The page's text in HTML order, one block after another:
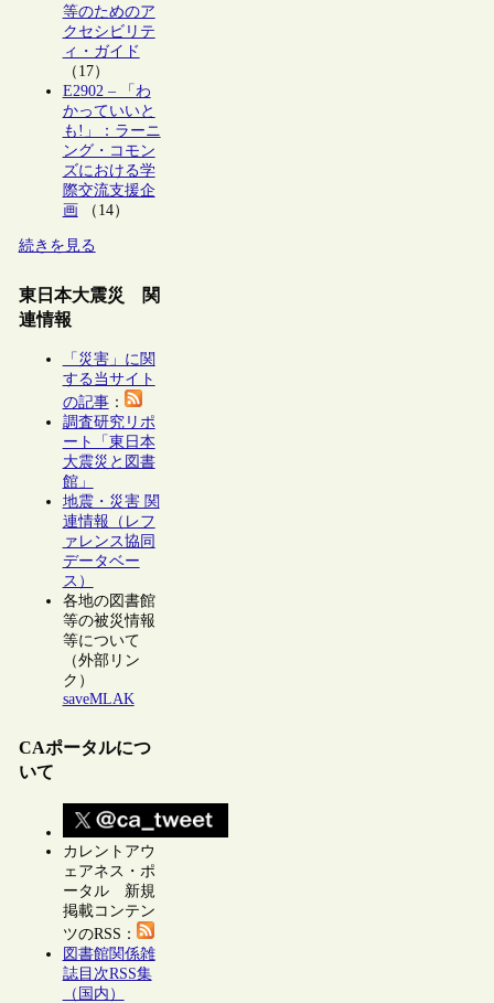
等のためのア
クセシビリテ
ィ・ガイド
（17）
E2902 – 「わ
かっていいと
も!」：ラーニ
ング・コモン
ズにおける学
際交流支援企
画（14）
続きを見る
東日本大震災 関
連情報
「災害」に関
する当サイト
の記事：
調査研究リポ
ート「東日本
大震災と図書
館」
地震・災害 関
連情報（レフ
ァレンス協同
データベー
ス）
各地の図書館
等の被災情報
等について
（外部リン
ク）
saveMLAK
CAポータルにつ
いて
カレントアウ
ェアネス・ポ
ータル 新規
掲載コンテン
ツのRSS：
図書館関係雑
誌目次RSS集
（国内）